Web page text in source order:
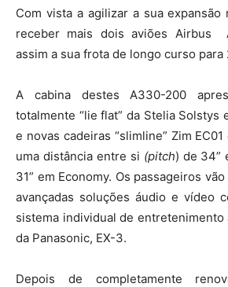
Com vista a agilizar a sua expansão
receber mais dois aviões Airbus
assim a sua frota de longo curso para
A cabina destes A330-200
totalmente “lie flat” da Stelia Solstys
e novas cadeiras “slimline” Zim
uma distância entre si (pitch) de 34”
31” em Economy. Os passageiros
avançadas soluções áudio e vídeo
sistema individual de
da Panasonic, EX-3.
Depois de completamente